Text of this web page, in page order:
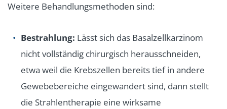
Weitere Behandlungsmethoden sind:
Bestrahlung: Lässt sich das Basalzellkarzinom
nicht vollständig chirurgisch herausschneiden,
etwa weil die Krebszellen bereits tief in andere
Gewebebereiche eingewandert sind, dann stellt
die Strahlentherapie eine wirksame